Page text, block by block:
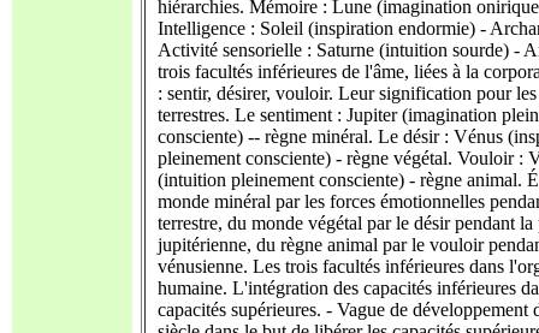
hiérarchies. Mémoire : Lune (imagination
Intelligence : Soleil (inspiration endormie) -
Activité sensorielle : Saturne (intuition sourde) -
trois facultés inférieures de l'âme, liées à la
: sentir, désirer, vouloir. Leur signification pour
terrestres. Le sentiment : Jupiter (imagination
consciente) -- règne minéral. Le désir : Vénus
pleinement consciente) - règne végétal. Vouloir :
(intuition pleinement consciente) - règne animal.
monde minéral par les forces émotionnelles
terrestre, du monde végétal par le désir pendant la
jupitérienne, du règne animal par le vouloir
vénusienne. Les trois facultés inférieures dans
humaine. L'intégration des capacités inférieures
capacités supérieures. - Vague de développement